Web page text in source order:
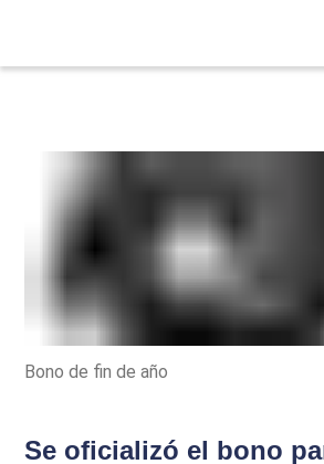
Bono de fin de año
Se oficializó el bono